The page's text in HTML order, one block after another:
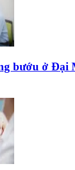
bướu ở Đại